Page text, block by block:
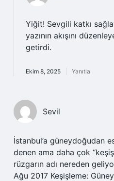
Yiğit! Sevgili katkı
yazının akışını
getirdi.
Ekim 8, 2025 Yanıtla
Sevil
İstanbul’a güneydoğudan
denen ama daha çok
rüzgarın adı nereden
Ağu 2017 Keşişleme: